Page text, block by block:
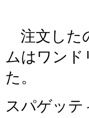
注文した
ムはワンド
た。
スパゲッ